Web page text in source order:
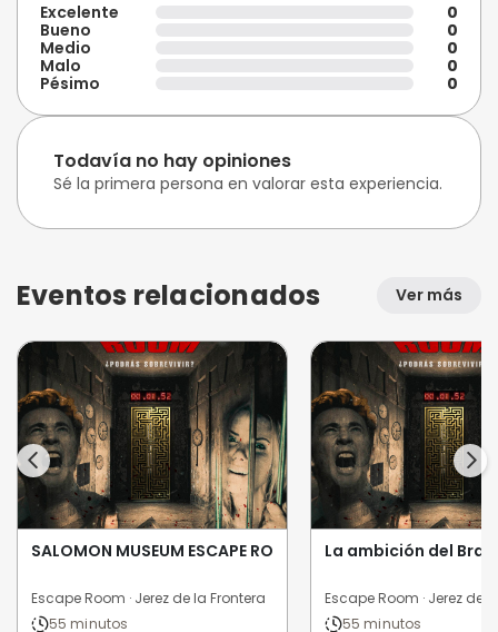
Excelente
0
Bueno
0
Medio
0
Malo
0
Pésimo
0
Todavía no hay opiniones
Sé la primera persona en valorar esta experiencia.
Eventos relacionados Ver más
SALOMON MUSEUM ESCAPE ROOM
Escape Room · Jerez de la Frontera
55 minutos
La ambición del
Escape Room · Jerez de
55 minutos